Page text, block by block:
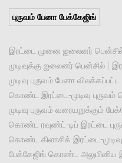
புருவம் பேனா பேக்கேஜிங்
இரட்டை முனை ஐலைனர்
முடிவுக்கு ஐலைனர் பென்சில்
முடிவு புருவம் பேனா
கொண்ட இரட்டை-முடிவு புருவம்
முடிவு புருவம் வரையறுக்கும்
கொண்ட ரவுண்ட்-டிப் இரட்டை
கொண்ட கிளாசிக் இரட்டை-முடிவு
பேக்கேஜிங் கொண்ட அலுமினிய